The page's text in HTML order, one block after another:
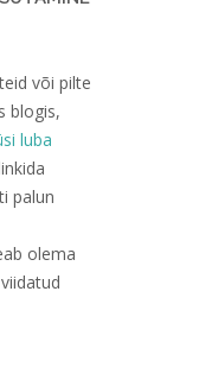
või pilte
blogis,
luba
palun
olema